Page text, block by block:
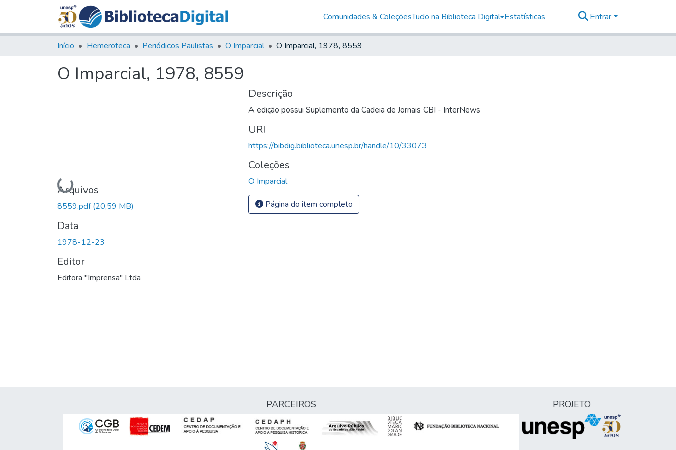
Comunidades & ColeçõesTudo na Biblioteca Digital Estatísticas Entrar
Início Hemeroteca Periódicos Paulistas O Imparcial O Imparcial, 1978, 8559
O Imparcial, 1978, 8559
Carregando...
Arquivos
8559.pdf(20,59 MB)
Data
1978-12-23
Editor
Editora "Imprensa" Ltda
Descrição
A edição possui Suplemento da Cadeia de Jornais CBI - InterNews
URI
https://bibdig.biblioteca.unesp.br/handle/10/33073
Coleções
O Imparcial
Página do item completo
PARCEIROS PROJETO